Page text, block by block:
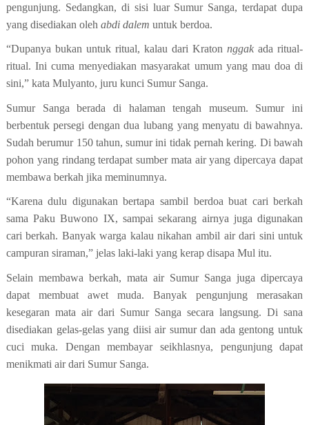
pengunjung. Sedangkan, di sisi luar Sumur Sanga, terdapat dupa
yang disediakan oleh abdi dalem untuk berdoa.
“Dupanya bukan untuk ritual, kalau dari Kratonnggak ada ritual-
ritual. Ini cuma menyediakan masyarakat umum yang mau doa di
sini,”kata Mulyanto, juru kunci Sumur Sanga.
Sumur Sanga berada di halamantengah museum. Sumur ini
berbentuk persegi dengan dua lubang yang menyatu di bawahnya.
Sudah berumur 150 tahun, sumur ini tidak pernah kering. Di bawah
pohon yang rindang terdapat sumber mata airyang dipercaya dapat
membawa berkah jika meminumnya.
“Karena dulu digunakan bertapa sambil berdoa buat cari berkah
sama Paku Buwono IX, sampai sekarang airnya juga digunakan
cari berkah. Banyak warga kalau nikahan ambil air dari sini untuk
campuran siraman,”jelas laki-laki yang kerap disapa Mul itu.
Selain membawa berkah, mata air Sumur Sangajugadipercaya
dapat membuat awet muda. Banyakpengunjung merasakan
kesegaran mata air dari Sumur Sanga secara langsung.Di sana
disediakan gelas-gelas yang diisi air sumur dan ada gentong untuk
cuci muka. Dengan membayar seikhlasnya, pengunjung dapat
menikmati air dari Sumur Sanga.